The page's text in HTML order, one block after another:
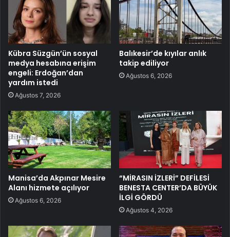
Kübra Süzgün’ün sosyal
medya hesabına erişim
engeli: Erdoğan’dan
yardım istedi
Ağustos 7, 2026
Balıkesir’de kıyılar anlık
takip ediliyor
Ağustos 6, 2026
Manisa’da Akpınar Mesire
Alanı hizmete açılıyor
Ağustos 6, 2026
“MİRASIN İZLERİ” DEFİLESİ
BENESTA CENTER’DA BÜYÜK
İLGİ GÖRDÜ
Ağustos 4, 2026